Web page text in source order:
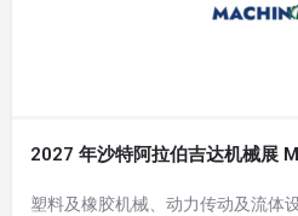
2027 年沙特阿拉伯吉达机械展
塑料及橡胶机械、动力传动及流体